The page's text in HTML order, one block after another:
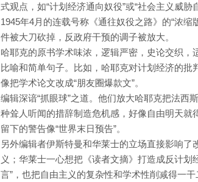
式观点，如“计划经济通向奴役”或“社会主义威
1945年4月的连载号称《通往奴役之路》的“浓
件被大刀砍掉，反政府干预的调子被放大。
哈耶克的原书学术味浓，逻辑严密，史论交织
比喻和简单句子。比如，哈耶克对计划经济的批
像把学术论文改成“朋友圈爆款文”。
编辑深谙“抓眼球”之道。他们放大哈耶克把法西
种耸人听闻的措辞制造危机感，好像自由明天
留下的警告像“世界末日预告”。
另外编辑者伊斯特曼和华莱士的立场直接影响
义；华莱士一心想把《读者文摘》打造成反计
言”，也把自由主义的复杂性和学术性削减得一干